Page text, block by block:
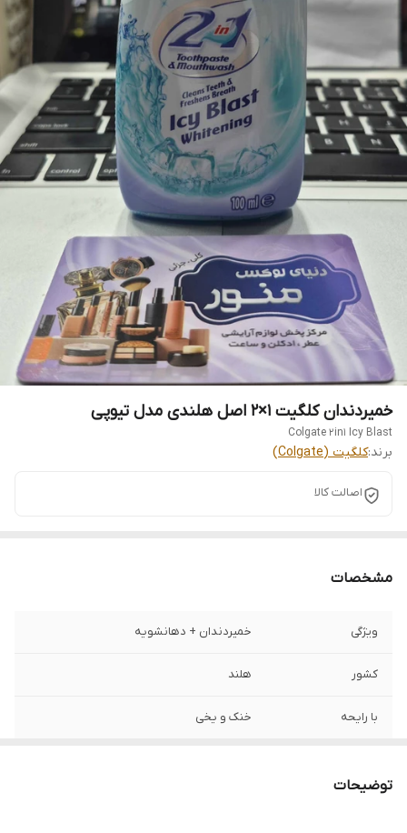
خمیردندان کلگیت ۱×۲ اصل هلندی مدل تیوپی
Colgate 2in1 Icy Blast
برند:کلگیت (Colgate)
اصالت کالا
مشخصات
ویژگی خمیردندان + دهانشویه
کشور هلند
با رایحه خنک و یخی
توضیحات